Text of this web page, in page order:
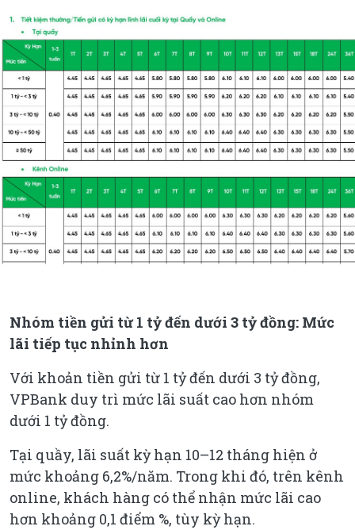
Nhóm tiền gửi từ 1 tỷ đến dưới 3 tỷ đồng: Mức
lãi tiếp tục nhỉnh hơn
Với khoản tiền gửi từ 1 tỷ đến dưới 3 tỷ đồng,
VPBank duy trì mức lãi suất cao hơn nhóm
dưới 1 tỷ đồng.
Tại quầy, lãi suất kỳ hạn 10–12 tháng hiện ở
mức khoảng 6,2%/năm. Trong khi đó, trên kênh
online, khách hàng có thể nhận mức lãi cao
hơn khoảng 0,1 điểm %, tùy kỳ hạn.